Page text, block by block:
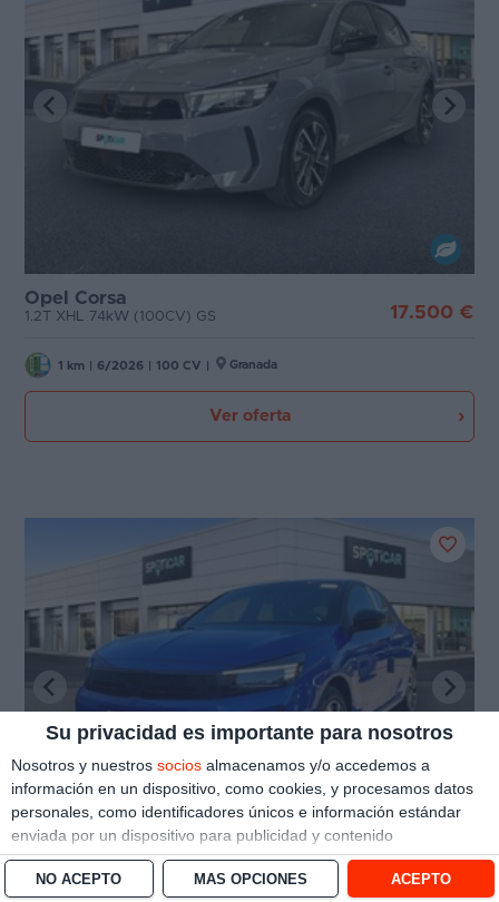
Su privacidad es importante para nosotros
Nosotros y nuestros socios almacenamos y/o accedemos a
información en un dispositivo, como cookies, y procesamos datos
personales, como identificadores únicos e información estándar
enviada por un dispositivo para publicidad y contenido
personalizado, medición de publicidad y contenido, investigación
de audiencia y desarrollo de servicios. Con su permiso, nosotros y
MÁS OPCIONES
NO ACEPTO ACEPTO
Opel Corsa
1.2T XHL 74kW (100CV) GS 17.500 €
1 km 6/2026 100 CV Granada
Ver oferta
Opel Corsa
1.2T XHL 74kW (100CV) GS 17.500 €